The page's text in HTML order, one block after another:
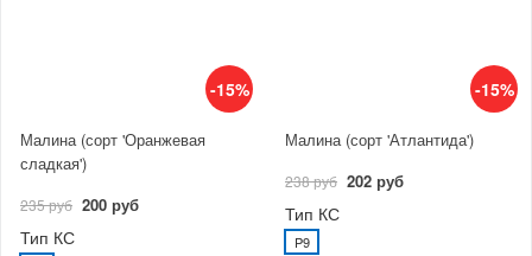
-15%
Малина (сорт 'Оранжевая
сладкая')
235 руб 200 руб
Тип КС
-15%
Малина (сорт 'Атлантида')
238 руб 202 руб
Тип КС
P9